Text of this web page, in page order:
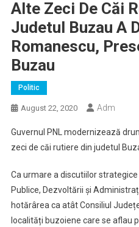
Alte Zeci De Căi
Judetul Buzau A
Romanescu,
Buzau
Politic
August 22, 2020 Adm
Guvernul PNL modernizează
zeci de căi rutiere din judetul
Ca urmare a discutiilor
Publice, Dezvoltării și
hotărârea ca atât Consiliul
localități buzoiene care se aflau